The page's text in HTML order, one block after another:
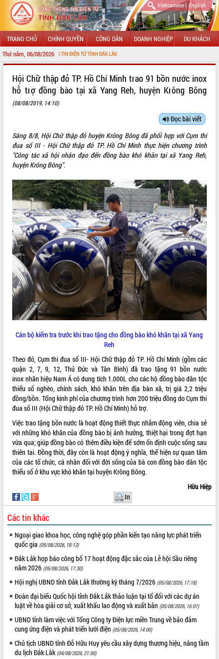
Vietnamese| English
TRANG CHỦ CHÍNH QUYỀN CÔNG DÂN DOANH NGHIỆP DU KHÁCH
Thứ năm, 06/08/2026
VỚI CỔNG THÔNG TIN ĐIỆN TỬ TỈNH ĐẮK LẮK
LÃNH ĐẠO UBND TỈNH
SỞ, BAN, NGÀNH
UBND CÁC XÃ, PHƯỜNG
HỆ THỐNG VĂN BẢN
VĂN BẢN HĐND TỈNH
ĐIỂM TIN VĂN BẢN
QUY HOẠCH - KẾ HOẠCH
VIDEO
Lễ truy tặng danh hiệu “Bà Mẹ Việt
Nam Anh hùng” và trao Huân chương
Lao động
UBND tỉnh Đắk Lắk triển khai nhiệm
vụ 6 tháng cuối năm 2026
Kỳ họp thứ Hai, Hội đồng nhân dân
quan trọng
Bí thư Tỉnh ủy Lương Nguyễn Minh
Triết thăm, tặng quà người có công với
cách mạng
ALBUM ẢNH
Hội Chữ thập đỏ TP. Hồ Chí Minh trao 91 bồn nước inox
hỗ trợ đồng bào tại xã Yang Reh, huyện Krông Bông
(08/08/2019, 14:10)
Đọc bài viết
Sáng 8/8, Hội Chữ thập đỏ huyện Krông Bông đã phối hợp với Cụm thi
đua số III - Hội Chữ thập đỏ TP. Hồ Chí Minh thực hiện chương trình
"Công tác xã hội nhân đạo đến đồng bào khó khăn tại xã Yang Reh,
huyện Krông Bông".
Cán bộ kiểm tra trước khi trao tặng cho đồng bào khó khăn tại xã Yang
Reh
Theo đó, Cụm thi đua số III- Hội Chữ thập đỏ TP. Hồ Chí Minh (gồm các
quận 2, 7, 9, 12, Thủ Đức và Tân Bình) đã trao tặng 91 bồn nước
inox nhãn hiệu Nam Á có dung tích 1.000L cho các hộ đồng bào dân tộc
thiểu số nghèo, chính sách, khó khăn trên địa bàn xã, trị giá 2,2 triệu
đồng/bồn. Tổng kinh phí của chương trình hơn 200 triệu đồng do Cụm thi
đua số III (Hội Chữ thập đỏ TP. Hồ Chí Minh) hỗ trợ.
Việc trao tặng bồn nước là hoạt động thiết thực nhằm động viên, chia sẻ
với những khó khăn của đồng bào bị ảnh hưởng, thiệt hại trong đợt hạn
vừa qua; giúp đồng bào có thêm điều kiện để sớm ổn định cuộc sống sau
thiên tai. Đồng thời, đây còn là hoạt động ý nghĩa, thể hiện sự quan tâm
của các tổ chức, cá nhân đối với đời sống của bà con đồng bào dân tộc
thiểu số ở khu vực khó khăn tại huyện Krông Bông.
Hữu Hiệp
In
Các tin khác
Ngoại giao khoa học, công nghệ góp phần kiến tạo năng lực phát triển
quốc gia (05/08/2026, 18:13)
Đắk Lắk họp báo công bố 17 hoạt động đặc sắc của Lễ hội Sầu riêng
năm 2026 (05/08/2026, 17:30)
Hội nghị UBND tỉnh Đắk Lắk thường kỳ tháng 7/2026 (05/08/2026, 17:18)
Đoàn đại biểu Quốc hội tỉnh Đắk Lắk thảo luận tại tổ đối với các dự án
luật về hòa giải cơ sở, xuất khẩu lao động và xuất bản (05/08/2026, 16:01)
UBND tỉnh làm việc với Tổng Công ty Điện lực miền Trung về bảo đảm
cung ứng điện và phát triển lưới điện (05/08/2026, 14:00)
Chủ tịch UBND tỉnh Đỗ Hữu Huy yêu cầu xây dựng thương hiệu, nâng tầm
du lịch Đắk Lắk (04/08/2026, 21:00)